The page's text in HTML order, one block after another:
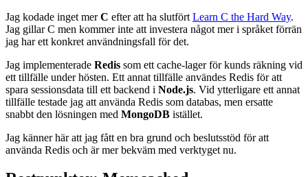
Jag kodade inget merC efter att ha slutfört Learn C the Hard Way.
Jag gillar C men kommer inte att investera något mer i språket förrän
jag har ett konkret användningsfall för det.
Jag implementerade Redis som ett cache-lager för kunds räkning vid
ett tillfälle under hösten. Ett annat tillfälle användes Redis för att
spara sessionsdata till ett backend i Node.js. Vid ytterligare ett annat
tillfälle testade jag att använda Redis som databas, men ersatte
snabbt den lösningen med MongoDB istället.
Jag känner här att jag fått en bra grund och beslutsstöd för att
använda Redis och är mer bekväm med verktyget nu.